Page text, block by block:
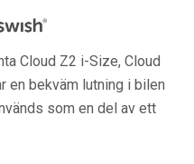
Cloud Z2 i-Size, Cloud
en bekväm lutning i bilen
som en del av ett